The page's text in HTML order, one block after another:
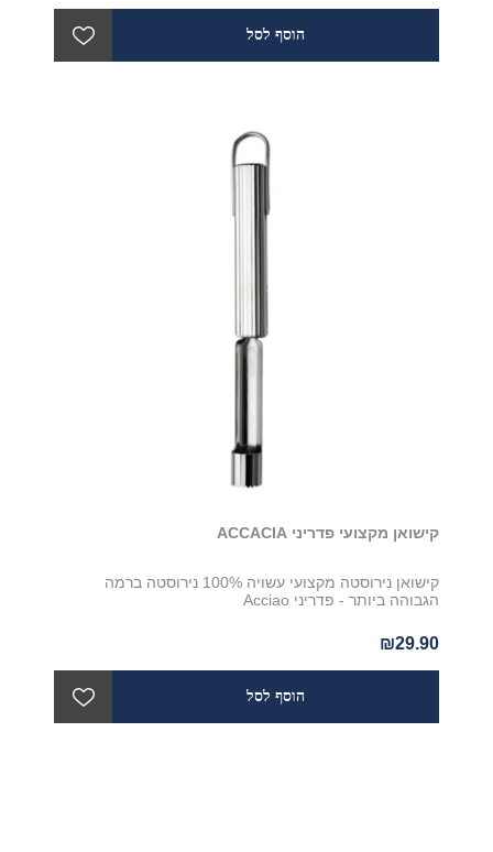
קישואן מקצועי פדריני ACCACIA
קישואן נירוסטה מקצועי עשויה 100% נירוסטה ברמה
הגבוהה ביותר - פדריני Acciao
₪29.90